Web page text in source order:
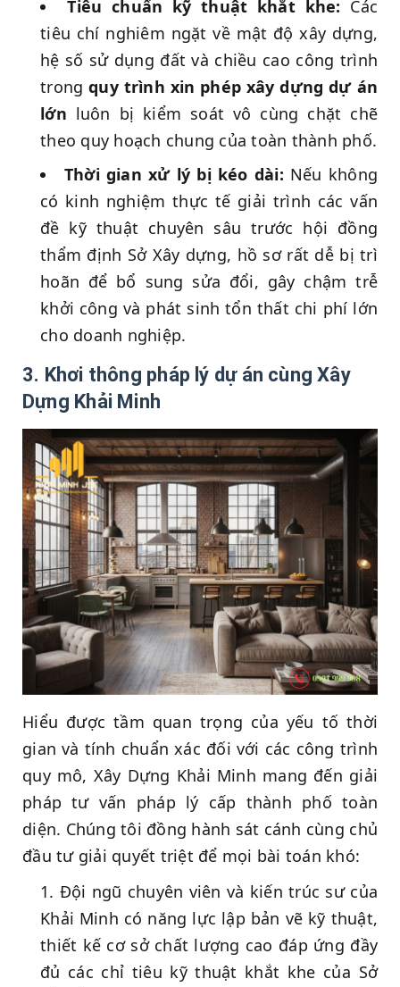
Tiêu chuẩn kỹ thuật khắt khe: Các
tiêu chí nghiêm ngặt về mật độ xây dựng,
hệ số sử dụng đất và chiều cao công trình
trongquy trình xin phép xây dựng dự án
lớn luôn bị kiểm soát vô cùng chặt chẽ
theo quy hoạch chung của toàn thành phố.
Thời gian xử lý bị kéo dài: Nếu không
có kinh nghiệm thực tế giải trình các vấn
đề kỹ thuật chuyên sâu trước hội đồng
thẩm định Sở Xây dựng, hồ sơ rất dễ bị trì
hoãn để bổ sung sửa đổi, gây chậm trễ
khởi công và phát sinh tổn thất chi phí lớn
cho doanh nghiệp.
3. Khơi thông pháp lý dự án cùng Xây
Dựng Khải Minh
Hiểu được tầm quan trọng của yếu tố thời
gian và tính chuẩn xác đối với các công trình
quy mô, Xây Dựng Khải Minh mang đến giải
pháp tư vấn pháp lý cấp thành phố toàn
diện. Chúng tôi đồng hành sát cánh cùng chủ
đầu tư giải quyết triệt để mọi bài toán khó:
Đội ngũ chuyên viên và kiến trúc sư của
Khải Minh có năng lực lập bản vẽ kỹ thuật,
thiết kế cơ sở chất lượng cao đáp ứng đầy
đủ các chỉ tiêu kỹ thuật khắt khe của Sở